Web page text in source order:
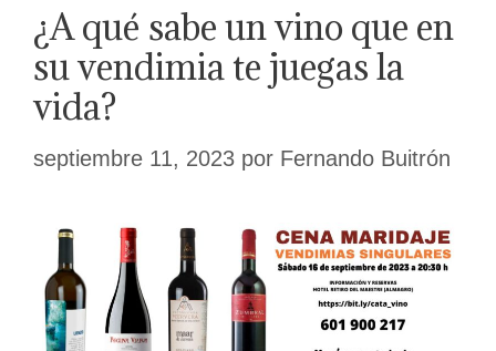
¿A qué sabe un vino que en
su vendimia te juegas la
vida?
septiembre 11, 2023 por Fernando Buitrón